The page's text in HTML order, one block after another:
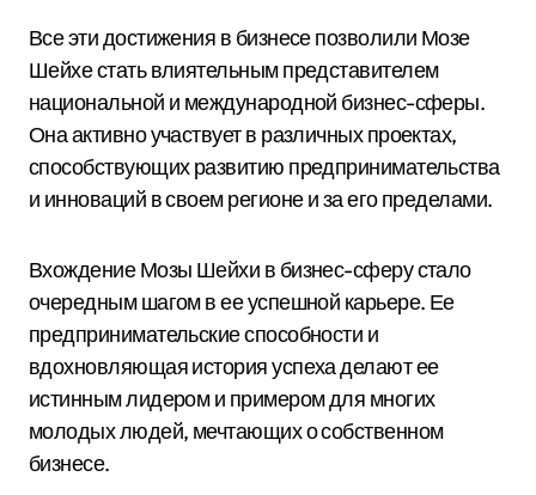
Все эти достижения в бизнесе позволили Мозе
Шейхе стать влиятельным представителем
национальной и международной бизнес-сферы.
Она активно участвует в различных проектах,
способствующих развитию предпринимательства
и инноваций в своем регионе и за его пределами.
Вхождение Мозы Шейхи в бизнес-сферу стало
очередным шагом в ее успешной карьере. Ее
предпринимательские способности и
вдохновляющая история успеха делают ее
истинным лидером и примером для многих
молодых людей, мечтающих о собственном
бизнесе.